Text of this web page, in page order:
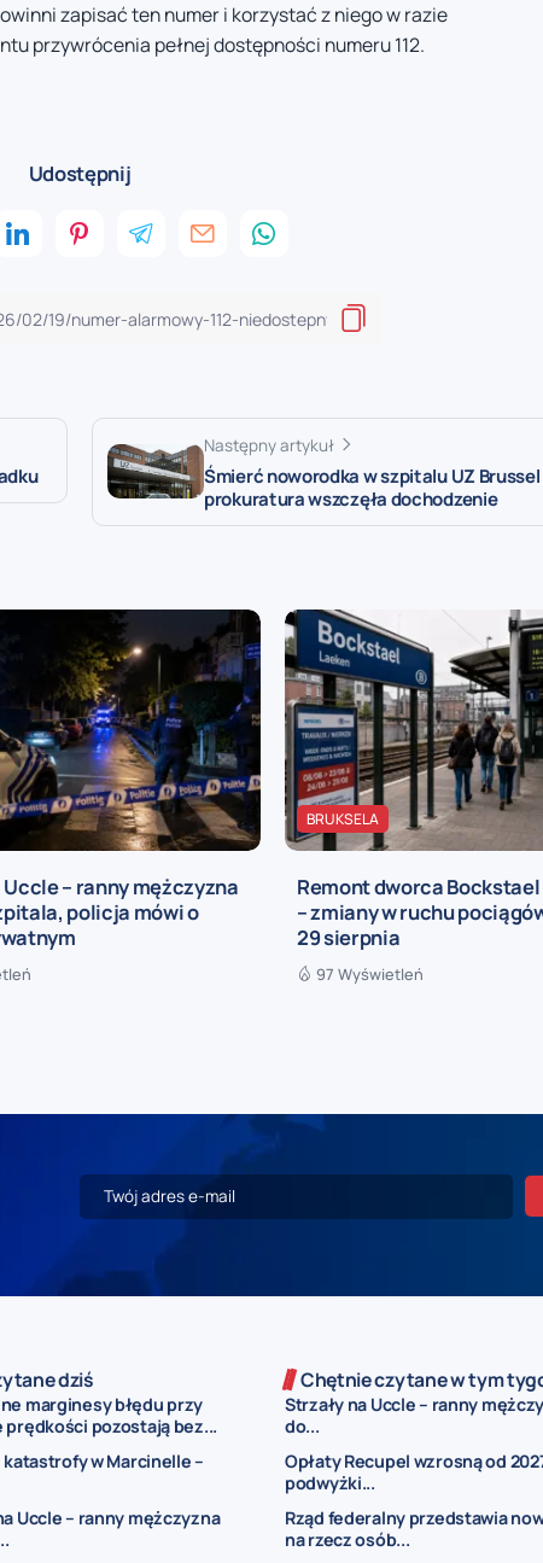
zapisać ten numer i korzystać z niego w razie
przywrócenia pełnej dostępności numeru 112.
Udostępnij
Następny artykuł
Śmierć noworodka w szpitalu UZ Brussel
prokuratura wszczęła dochodzenie
Uccle – ranny mężczyzna
policja mówi o
BRUKSELA
Remont dworca Bockstael
– zmiany w ruchu
29 sierpnia
97 Wyświetleń
dziś
marginesy błędu przy
prędkości pozostają bez...
katastrofy w Marcinelle –
Uccle – ranny mężczyzna
Chętnie czytane w tym
Strzały na Uccle – ranny
do...
Opłaty Recupel wzrosną od
podwyżki...
Rząd federalny przedstawia
na rzecz osób...